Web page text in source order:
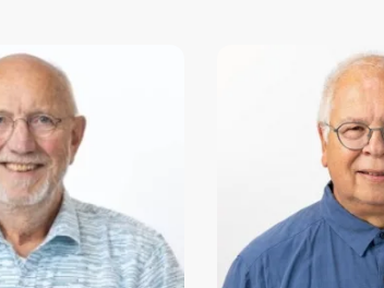
to navigate through coaches